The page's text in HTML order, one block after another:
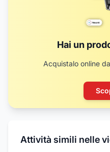
Hai un
Acquistalo online
Attività simili nelle